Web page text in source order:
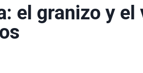
el granizo y